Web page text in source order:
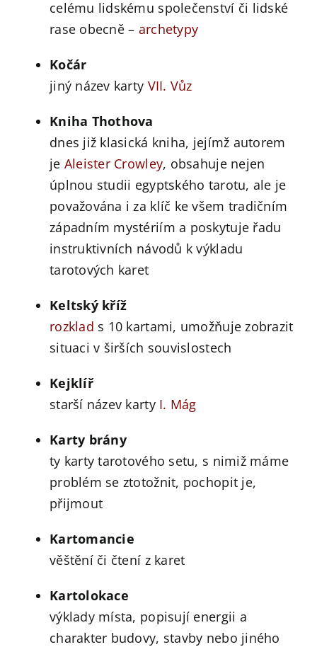
celému lidskému společenství či lidské
rase obecně – archetypy
Kočár
jiný název karty VII. Vůz
Kniha Thothova
dnes již klasická kniha, jejímž autorem
je Aleister Crowley, obsahuje nejen
úplnou studii egyptského tarotu, ale je
považována i za klíč ke všem tradičním
západním mystériím a poskytuje řadu
instruktivních návodů k výkladu
tarotových karet
Keltský kříž
rozklad s 10 kartami, umožňuje zobrazit
situaci v širších souvislostech
Kejklíř
starší název karty I. Mág
Karty brány
ty karty tarotového setu, s nimiž máme
problém se ztotožnit, pochopit je,
přijmout
Kartomancie
věštění či čtení z karet
Kartolokace
výklady místa, popisují energii a
charakter budovy, stavby nebo jiného